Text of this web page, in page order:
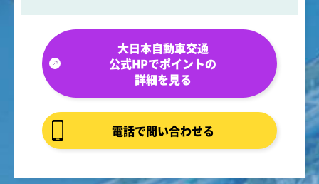
大日本自動車交通
公式HPでポイントの
詳細を見る
電話で問い合わせる